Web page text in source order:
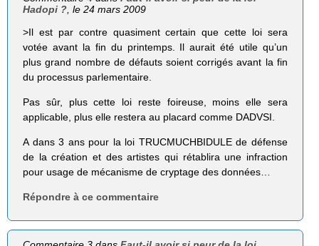
Hadopi ? , le 24 mars 2009
>Il est par contre quasiment certain que cette loi sera
votée avant la fin du printemps. Il aurait été utile qu’un
plus grand nombre de défauts soient corrigés avant la fin
du processus parlementaire.
Pas sûr, plus cette loi reste foireuse, moins elle sera
applicable, plus elle restera au placard comme DADVSI.
A dans 3 ans pour la loi TRUCMUCHBIDULE de défense
de la création et des artistes qui rétablira une infraction
pour usage de mécanisme de cryptage des données…
Répondre à ce commentaire